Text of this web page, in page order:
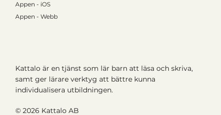
Kattalo är en tjänst som lär barn att läsa och skriva,
samt ger lärare verktyg att bättre kunna
individualisera utbildningen.
© 2026 Kattalo AB
Appen - iOS
Appen - Webb